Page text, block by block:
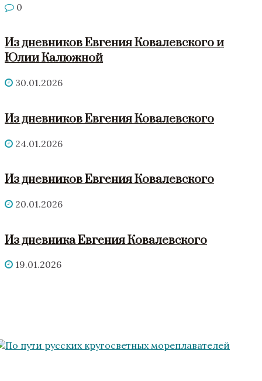
0
Из дневников Евгения Ковалевского и
Юлии Калюжной
30.01.2026
Из дневников Евгения Ковалевского
24.01.2026
Из дневников Евгения Ковалевского
20.01.2026
Из дневника Евгения Ковалевского
19.01.2026